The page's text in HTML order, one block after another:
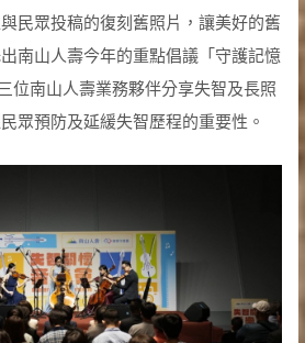
民眾投稿的復刻舊照片，讓美好的舊
南山人壽今年的重點倡議「守護記憶
位南山人壽業務夥伴分享失智及長照
眾預防及延緩失智歷程的重要性。